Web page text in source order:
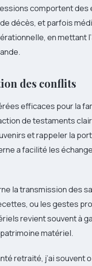
comportent
décès, et parfois
en mettant
des conflits
efficaces pour la
de testaments
et rappeler la
a facilité les
la transmission des
ou les gestes
revient souvent à
matériel.
retraité, j’ai